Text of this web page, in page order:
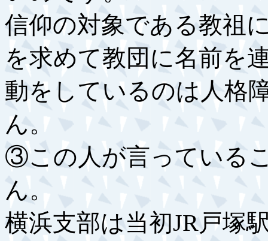
信仰の対象である教祖
を求めて教団に名前を
動をしているのは人格
ん。
③この人が言っている
ん。
横浜支部は当初JR戸塚